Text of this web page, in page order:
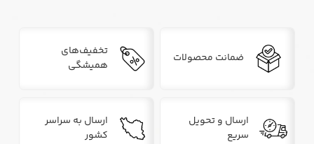
ضمانت محصولات
تخفیف‌های
همیشگی
ارسال و تحویل
سریع
ارسال به سراسر
کشور